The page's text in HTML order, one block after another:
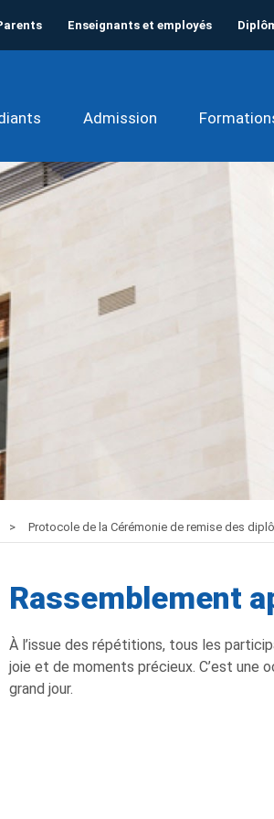
Enseignants et employés
Admission
Protocole de la Cérémonie de remise des
Rassemblement
À l’issue des répétitions, tous les
joie et de moments précieux. C’est une
grand jour.